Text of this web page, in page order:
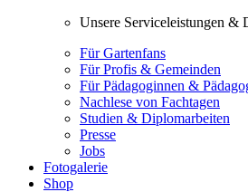
Unsere Serviceleistungen
Für Gartenfans
Für Profis & Gemeinden
Für Pädagoginnen &
Nachlese von Fachtagen
Studien & Diplomarbeiten
Presse
Jobs
Fotogalerie
Shop